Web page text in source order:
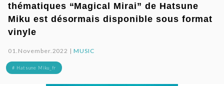
thématiques “Magical Mirai” de Hatsune
Miku est désormais disponible sous format
vinyle
01.November.2022 |MUSIC
# Hatsune Miku_fr